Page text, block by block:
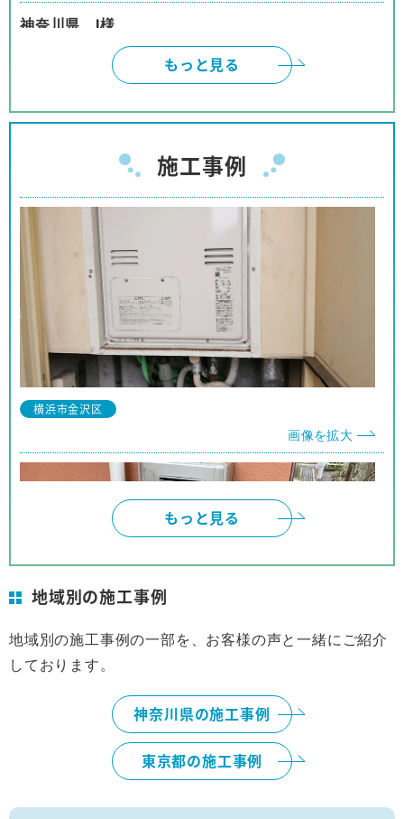
神奈川県 I様
インターネットは、頼みにくいと、思っておりまし
たが、御社のように対応して頂けると、有り難いで
す。本当に有り難うございました。
神奈川県 W様
注文、施工まで安心してお取り引きが出来ました。
商品購入の予定の友人、親戚等に紹介をしても良い
と思っております。
神奈川県 I様
事前の対応から工事に至るまでほぼパーフェクトな
対応でした。
対応も押し付けがましくなく、工事の方も親切で、
他の人にも安心して推薦できます。
もっと見る
施工事例
横浜市金沢区
画像を拡大
横浜市
もっと見る
地域別の施工事例
地域別の施工事例の一部を、お客様の声と一緒にご紹介
しております。
神奈川県の施工事例
東京都の施工事例